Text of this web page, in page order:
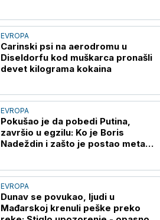
EVROPA
Carinski psi na aerodromu u
Diseldorfu kod muškarca pronašli
devet kilograma kokaina
EVROPA
Pokušao je da pobedi Putina,
završio u egzilu: Ko je Boris
Nadeždin i zašto je postao meta
EVROPA
Dunav se povukao, ljudi u
Mađarskoj krenuli peške preko